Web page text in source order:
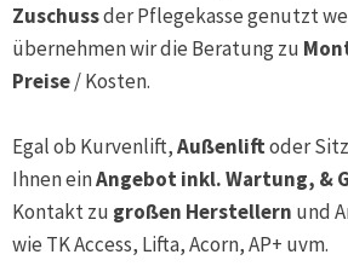
Zuschussder Pflegekasse genutzt
übernehmen wir die Beratung zu
Preise/ Kosten.
Egal ob Kurvenlift,Außenliftoder
Ihnen einAngebot inkl. Wartung, &
Kontakt zu großen Herstellern und
wie TK Access, Lifta, Acorn, AP+ uvm.